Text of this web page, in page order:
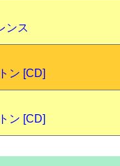
ンス
ン [CD]
ン [CD]